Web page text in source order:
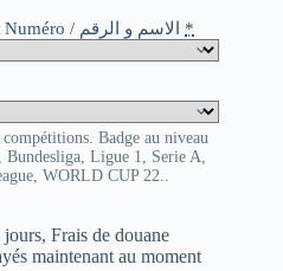
Personnalisation Flocage: Nom et Numéro / الاسم و الرقم *
Badge au niveau
Ligue 1, Serie A,
WORLD CUP 22..
Frais de douane
maintenant au moment